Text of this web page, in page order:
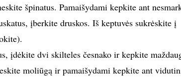
špinatus. Pamaišydami kepkite ant
įberkite druskos. Iš keptuvės sukrėskite į
įdėkite dvi skilteles česnako ir kepkite
moliūgą ir pamaišydami kepkite ant